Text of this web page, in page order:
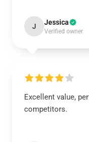
J Jessica
Verified owner
Excellent value,
competitors.